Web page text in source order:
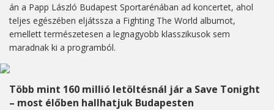
án a Papp László Budapest Sportarénában ad koncertet, ahol
teljes egészében eljátssza a Fighting The World albumot,
emellett természetesen a legnagyobb klasszikusok sem
maradnak ki a programból.
Több mint 160 millió letöltésnál jár a Save Tonight
– most élőben hallhatjuk Budapesten